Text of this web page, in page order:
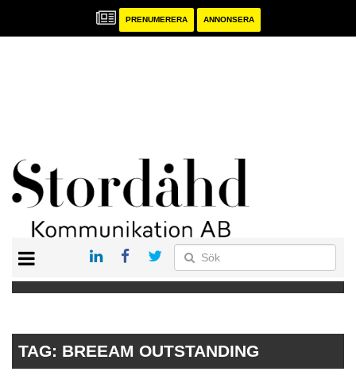
PRENUMERERA ANNONSERA
TAG: BREEAM OUTSTANDING